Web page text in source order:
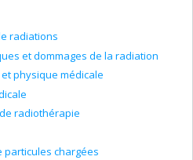
radiations
et dommages de la radiation
physique médicale
radiothérapie
particules chargées